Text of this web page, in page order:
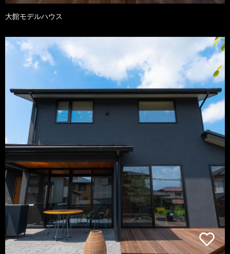
大館モデルハウス